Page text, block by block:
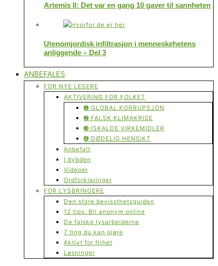
Artemis II: Det var en gang 10 gaver til sannheten
Utenomjordisk infiltrasjon i menneskehetens
anliggende – Del 3
ANBEFALES
FOR NYE LESERE
AKTIVERING FOR FOLKET
➊ GLOBAL KORRUPSJON
➋ FALSK KLIMAKRISE
➌ ISKALDE VIRKEMIDLER
➍ DØDELIG HENSIKT
Anbefalt
I dybden
Videoer
Ordforklaringer
FOR LYSBRINGERE
Den store bevissthetsguiden
12 tips: Bli anonym online
De falske lysarbeiderne
7 ting du kan gjøre
Aktivt for frihet
Løsninger